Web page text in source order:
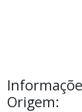
Origem: